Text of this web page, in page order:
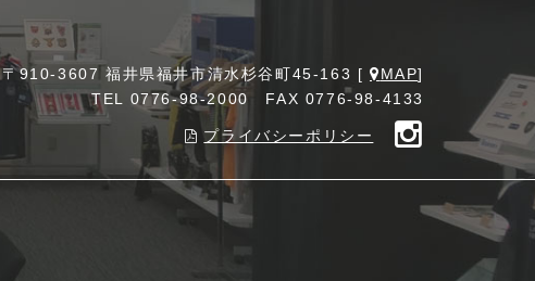
〒910-3607 福井県福井市清水杉谷町45-163 [ MAP]
TEL 0776-98-2000FAX 0776-98-4133
プライバシーポリシー